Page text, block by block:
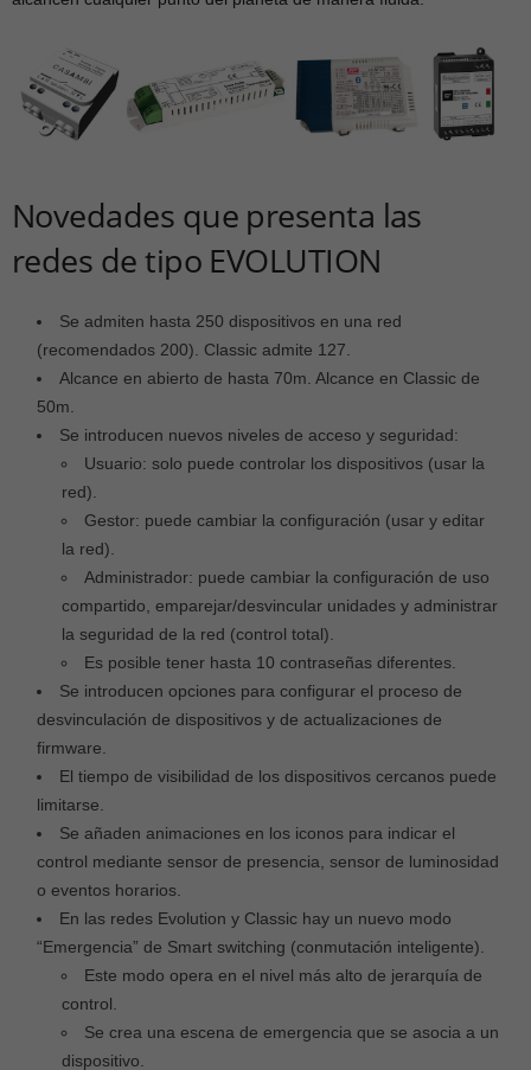
Novedades que presenta las
redes de tipo EVOLUTION
Se admiten hasta 250 dispositivos en una red
(recomendados 200). Classic admite 127.
Alcance en abierto de hasta 70m. Alcance en Classic de
50m.
Se introducen nuevos niveles de acceso y seguridad:
Usuario: solo puede controlar los dispositivos (usar la
red).
Gestor: puede cambiar la configuración (usar y editar
la red).
Administrador: puede cambiar la configuración de uso
compartido, emparejar/desvincular unidades y administrar
la seguridad de la red (control total).
Es posible tener hasta 10 contraseñas diferentes.
Se introducen opciones para configurar el proceso de
desvinculación de dispositivos y de actualizaciones de
firmware.
El tiempo de visibilidad de los dispositivos cercanos puede
limitarse.
Se añaden animaciones en los iconos para indicar el
control mediante sensor de presencia, sensor de luminosidad
o eventos horarios.
En las redes Evolution y Classic hay un nuevo modo
“Emergencia” de Smart switching (conmutación inteligente).
Este modo opera en el nivel más alto de jerarquía de
control.
Se crea una escena de emergencia que se asocia a un
dispositivo.